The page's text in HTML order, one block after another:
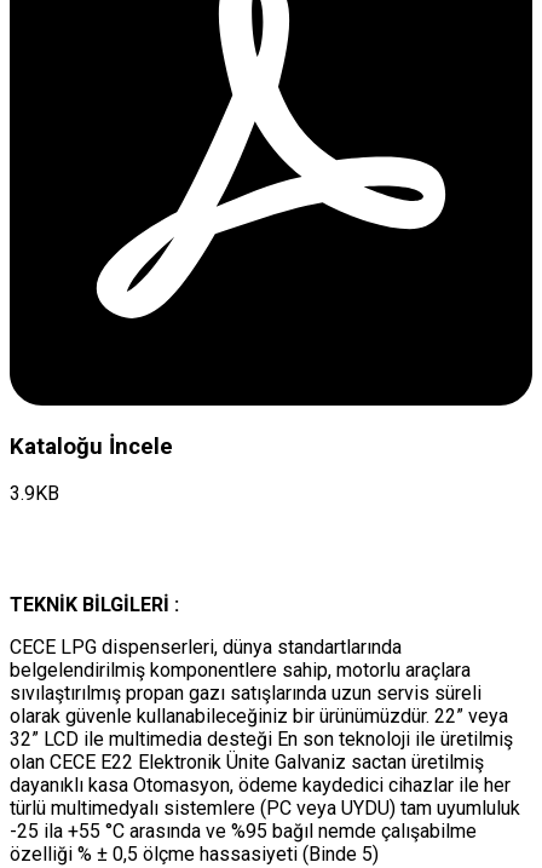
Kataloğu İncele
3.9KB
TEKNİK BİLGİLERİ :
CECE LPG dispenserleri, dünya standartlarında
belgelendirilmiş komponentlere sahip, motorlu araçlara
sıvılaştırılmış propan gazı satışlarında uzun servis süreli
olarak güvenle kullanabileceğiniz bir ürünümüzdür. 22” veya
32” LCD ile multimedia desteği En son teknoloji ile üretilmiş
olan CECE E22 Elektronik Ünite Galvaniz sactan üretilmiş
dayanıklı kasa Otomasyon, ödeme kaydedici cihazlar ile her
türlü multimedyalı sistemlere (PC veya UYDU) tam uyumluluk
-25 ila +55 °C arasında ve %95 bağıl nemde çalışabilme
özelliği % ± 0,5 ölçme hassasiyeti (Binde 5)